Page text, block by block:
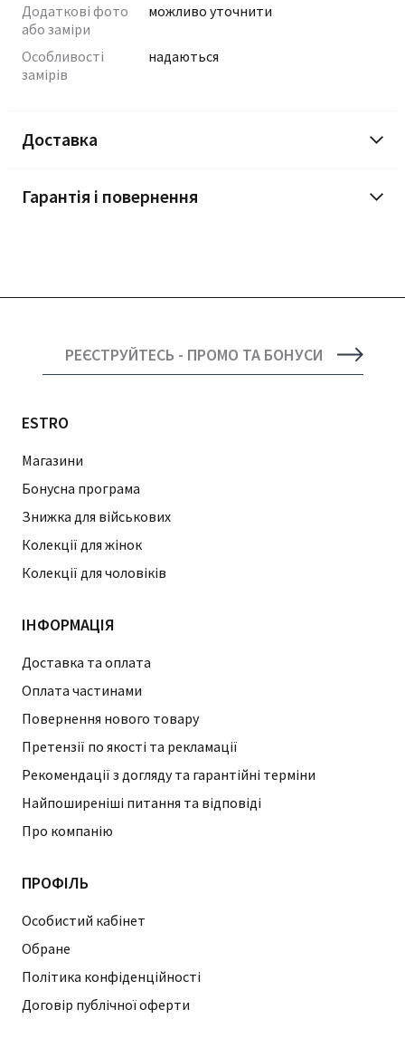
Додаткові фото
або заміри
можливо уточнити
Особливості
замірів
надаються
Доставка
Гарантія і повернення
РЕЄСТРУЙТЕСЬ - ПРОМО ТА БОНУСИ
ESTRO
Магазини
Бонусна програма
Знижка для військових
Колекції для жінок
Колекції для чоловіків
ІНФОРМАЦІЯ
Доставка та оплата
Оплата частинами
Повернення нового товару
Претензії по якості та рекламації
Рекомендації з догляду та гарантійні терміни
Найпоширеніші питання та відповіді
Про компанію
ПРОФІЛЬ
Особистий кабінет
Обране
Політика конфіденційності
Договір публічної оферти